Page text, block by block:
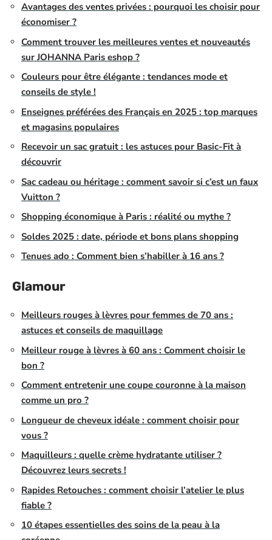
Avantages des ventes privées : pourquoi les choisir pour
économiser ?
Comment trouver les meilleures ventes et nouveautés
sur JOHANNA Paris eshop ?
Couleurs pour être élégante : tendances mode et
conseils de style !
Enseignes préférées des Français en 2025 : top marques
et magasins populaires
Recevoir un sac gratuit : les astuces pour Basic-Fit à
découvrir
Sac cadeau ou héritage : comment savoir si c’est un faux
Vuitton ?
Shopping économique à Paris : réalité ou mythe ?
Soldes 2025 : date, période et bons plans shopping
Tenues ado : Comment bien s’habiller à 16 ans ?
Glamour
Meilleurs rouges à lèvres pour femmes de 70 ans :
astuces et conseils de maquillage
Meilleur rouge à lèvres à 60 ans : Comment choisir le
bon ?
Comment entretenir une coupe couronne à la maison
comme un pro ?
Longueur de cheveux idéale : comment choisir pour
vous ?
Maquilleurs : quelle crème hydratante utiliser ?
Découvrez leurs secrets !
Rapides Retouches : comment choisir l’atelier le plus
fiable ?
10 étapes essentielles des soins de la peau à la